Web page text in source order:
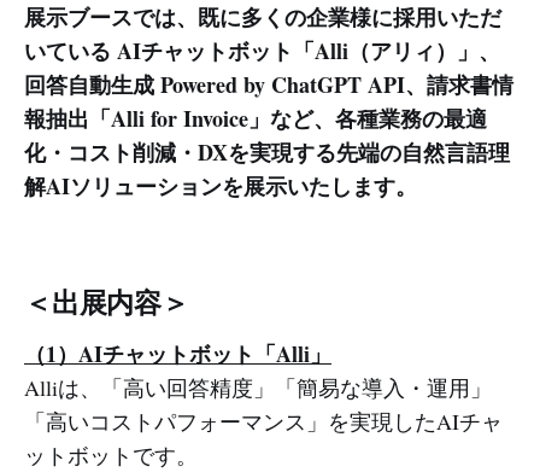
展示ブースでは、既に多くの企業様に採用いただ
いている AIチャットボット「Alli（アリィ）」、
回答自動生成 Powered by ChatGPT API、請求書情
報抽出「Alli for Invoice」など、各種業務の最適
化・コスト削減・DXを実現する先端の自然言語理
解AIソリューションを展示いたします。
＜出展内容＞
（1）AIチャットボット「Alli」
Alliは、「高い回答精度」「簡易な導入・運用」
「高いコストパフォーマンス」を実現したAIチャ
ットボットです。